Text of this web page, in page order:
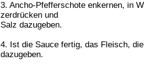
3. Ancho-Pfefferschote enkernen, in
zerdrücken und
Salz dazugeben.
4. Ist die Sauce fertig, das Fleisch,
dazugeben.